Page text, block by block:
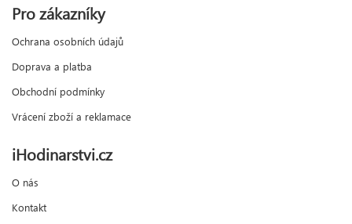
Pro zákazníky
Ochrana osobních údajů
Doprava a platba
Obchodní podmínky
Vrácení zboží a reklamace
iHodinarstvi.cz
O nás
Kontakt